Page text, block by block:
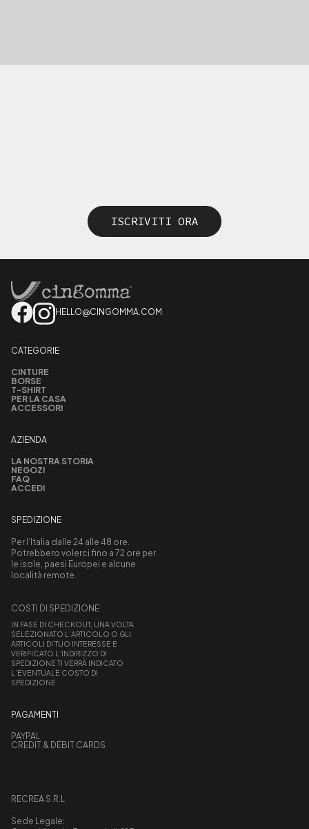
ISCRIVITI ORA
HELLO@CINGOMMA.COM
CATEGORIE
CINTURE
BORSE
T-SHIRT
PER LA CASA
ACCESSORI
AZIENDA
LA NOSTRA STORIA
NEGOZI
FAQ
ACCEDI
SPEDIZIONE
Per l’Italia dalle 24 alle 48 ore.
Potrebbero volerci fino a 72 ore per
le isole, paesi Europei e alcune
località remote.
COSTI DI SPEDIZIONE
IN FASE DI CHECKOUT, UNA VOLTA
SELEZIONATO L’ARTICOLO O GLI
ARTICOLI DI TUO INTERESSE E
VERIFICATO L’INDIRIZZO DI
SPEDIZIONE TI VERRÀ INDICATO
L’EVENTUALE COSTO DI
SPEDIZIONE.
PAGAMENTI
PAYPAL
CREDIT & DEBIT CARDS
RECREA S.R.L
Sede Legale: